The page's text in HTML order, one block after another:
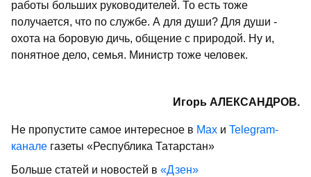
работы больших руководителей. То есть тоже
получается, что по службе. А для души? Для души -
охота на боровую дичь, общение с природой. Ну и,
понятное дело, семья. Министр тоже человек.
Игорь АЛЕКСАНДРОВ.
Не пропустите самое интересное в Max и Telegram-
канале газеты «Республика Татарстан»
Больше статей и новостей в «Дзен»